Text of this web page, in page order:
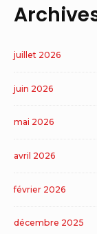
juillet 2026
juin 2026
mai 2026
avril 2026
février 2026
décembre 2025